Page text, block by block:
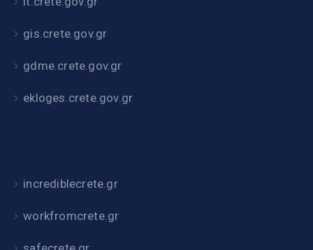
gis.crete.gov.gr
gdme.crete.gov.gr
ekloges.crete.gov.gr
incrediblecrete.gr
workfromcrete.gr